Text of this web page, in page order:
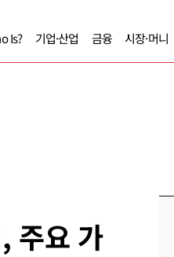
Is? 기업·산업 금융 시장·머니
주요 가